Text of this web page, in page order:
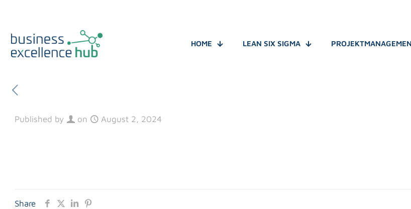
HOME LEAN SIX SIGMA
Published by on August 2, 2024
Share